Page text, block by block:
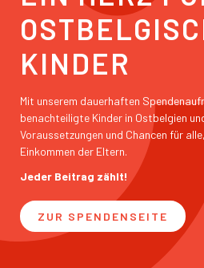
KINDER
Mit unserem dauerhaften
benachteiligte Kinder in Ostbelgien
Voraussetzungen und Chancen für
Einkommen der Eltern.
Jeder Beitrag zählt!
ZUR SPENDENSEITE